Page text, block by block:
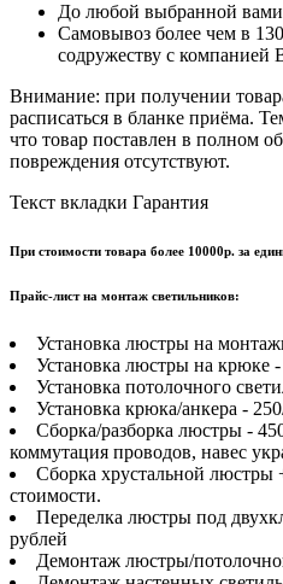
До любой выбранной
Самовывоз более чем в
содружеству с компанией
Внимание: при получении
расписаться в бланке приёма.
что товар поставлен в полном
повреждения отсутствуют.
Текст вкладки Гарантия
При стоимости товара более 10000р. за
Прайс-лист на монтаж светильников:
Установка люстры на
Установка люстры на крюке -
Установка потолочного
Установка крюка/анкера -
Сборка/разборка люстры -
коммутация проводов, навес
Сборка хрустальной люстры
стоимости.
Переделка люстры под
рублей
Демонтаж люстры/